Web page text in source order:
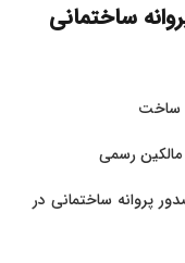
ساختمانی
پروانه ساختمانی در